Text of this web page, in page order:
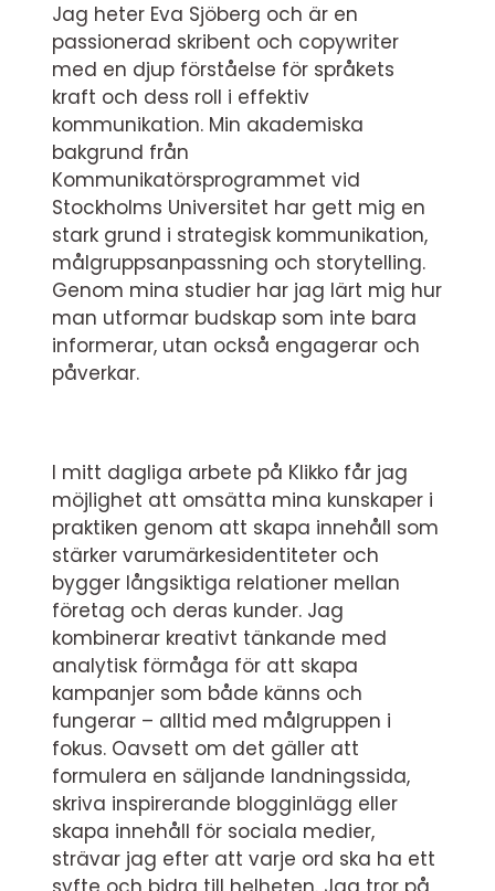
Jag heter Eva Sjöberg och är en
passionerad skribent och copywriter
med en djup förståelse för språkets
kraft och dess roll i effektiv
kommunikation. Min akademiska
bakgrund från
Kommunikatörsprogrammet vid
Stockholms Universitet har gett mig en
stark grund i strategisk kommunikation,
målgruppsanpassning och storytelling.
Genom mina studier har jag lärt mig hur
man utformar budskap som inte bara
informerar, utan också engagerar och
påverkar.
I mitt dagliga arbete på Klikko får jag
möjlighet att omsätta mina kunskaper i
praktiken genom att skapa innehåll som
stärker varumärkesidentiteter och
bygger långsiktiga relationer mellan
företag och deras kunder. Jag
kombinerar kreativt tänkande med
analytisk förmåga för att skapa
kampanjer som både känns och
fungerar – alltid med målgruppen i
fokus. Oavsett om det gäller att
formulera en säljande landningssida,
skriva inspirerande blogginlägg eller
skapa innehåll för sociala medier,
strävar jag efter att varje ord ska ha ett